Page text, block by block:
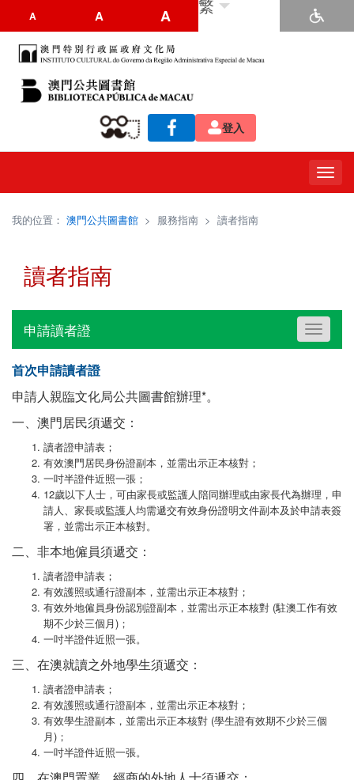
A A A 繁
登入
我的位置： 澳門公共圖書館 > 服務指南 > 讀者指南
讀者指南
申請讀者證
Toggle
首次申請讀者證
申請人親臨文化局公共圖書館辦理*。
一、澳門居民須遞交：
讀者證申請表；
有效澳門居民身份證副本，並需出示正本核對；
一吋半證件近照一張；
12歲以下人士，可由家長或監護人陪同辦理或由家長代為辦理，申
請人、家長或監護人均需遞交有效身份證明文件副本及於申請表簽
署，並需出示正本核對。
二、非本地僱員須遞交：
讀者證申請表；
有效護照或通行證副本，並需出示正本核對；
有效外地僱員身份認別證副本，並需出示正本核對 (駐澳工作有效
期不少於三個月)；
一吋半證件近照一張。
三、在澳就讀之外地學生須遞交：
讀者證申請表；
有效護照或通行證副本，並需出示正本核對；
有效學生證副本，並需出示正本核對 (學生證有效期不少於三個
月)；
一吋半證件近照一張。